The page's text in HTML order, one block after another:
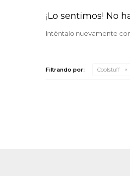
¡Lo sentimos! No
Inténtalo nuevamente
Filtrando por: Coolstuff